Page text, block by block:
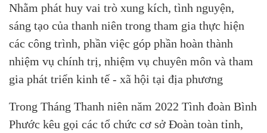
Nhằm phát huy vai trò xung kích, tình nguyện,
sáng tạo của thanh niên trong tham gia thực hiện
các công trình, phần việc góp phần hoàn thành
nhiệm vụ chính trị, nhiệm vụ chuyên môn và tham
gia phát triển kinh tế - xã hội tại địa phương
Trong Tháng Thanh niên năm 2022 Tình đoàn Bình
Phước kêu gọi các tổ chức cơ sở Đoàn toàn tỉnh,